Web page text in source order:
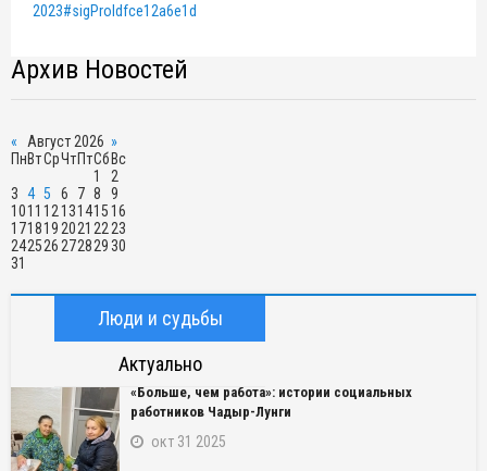
2023#sigProIdfce12a6e1d
Архив Новостей
« Август 2026 »
ПнВтСрЧтПтСбВс
1
2
3 4 5 6 7 8
9
1011 1213141516
171819 2021 22 23
242526 27282930
31
Люди и судьбы
Актуально
«Больше, чем работа»: истории социальных
работников Чадыр-Лунги
окт 31 2025